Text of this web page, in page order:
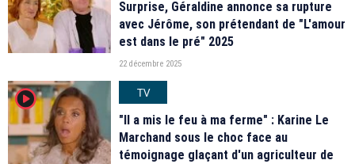
Surprise, Géraldine annonce sa rupture
avec Jérôme, son prétendant de "L'amour
est dans le pré" 2025
22 décembre 2025
player2
TV
"Il a mis le feu à ma ferme" : Karine Le
Marchand sous le choc face au
témoignage glaçant d'un agriculteur de